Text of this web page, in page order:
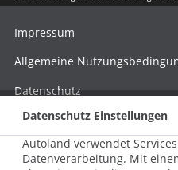
Impressum
Allgemeine
Datenschutz
Hinweisgebersystem nach
Beschwerde nach LkSG
Datenschutz Einstellungen
Autoland verwendet
Datenverarbeitung. Mit